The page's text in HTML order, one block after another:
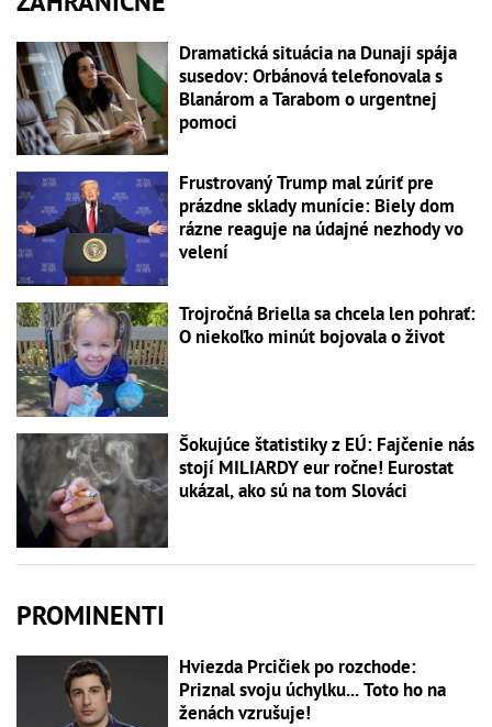
Dramatická situácia na Dunaji spája
susedov: Orbánová telefonovala s
Blanárom a Tarabom o urgentnej
pomoci
Frustrovaný Trump mal zúriť pre
prázdne sklady munície: Biely dom
rázne reaguje na údajné nezhody vo
velení
Trojročná Briella sa chcela len pohrať:
O niekoľko minút bojovala o život
Šokujúce štatistiky z EÚ: Fajčenie nás
stojí MILIARDY eur ročne! Eurostat
ukázal, ako sú na tom Slováci
PROMINENTI
Hviezda Prcičiek po rozchode:
Priznal svoju úchylku... Toto ho na
ženách vzrušuje!